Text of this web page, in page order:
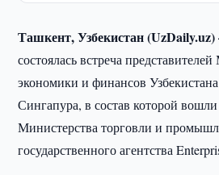
Ташкент, Узбекистан
состоялась встреча
экономики и финансов
Сингапура, в состав которой
Министерства торговли и
государственного агентства